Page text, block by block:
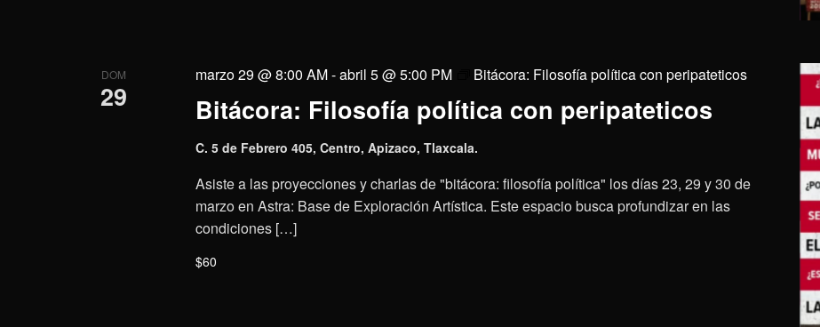
DOM
29 Bitácora: Filosofía política con peripateticos
marzo 29 @ 8:00 AM-abril 5 @ 5:00 PM Bitácora: Filosofía política con peripateticos
C. 5 de Febrero 405, Centro, Apizaco, Tlaxcala.
Asiste a las proyecciones y charlas de "bitácora: filosofía política" los días 23, 29 y 30 de
marzo en Astra: Base de Exploración Artística. Este espacio busca profundizar en las
condiciones […]
$60